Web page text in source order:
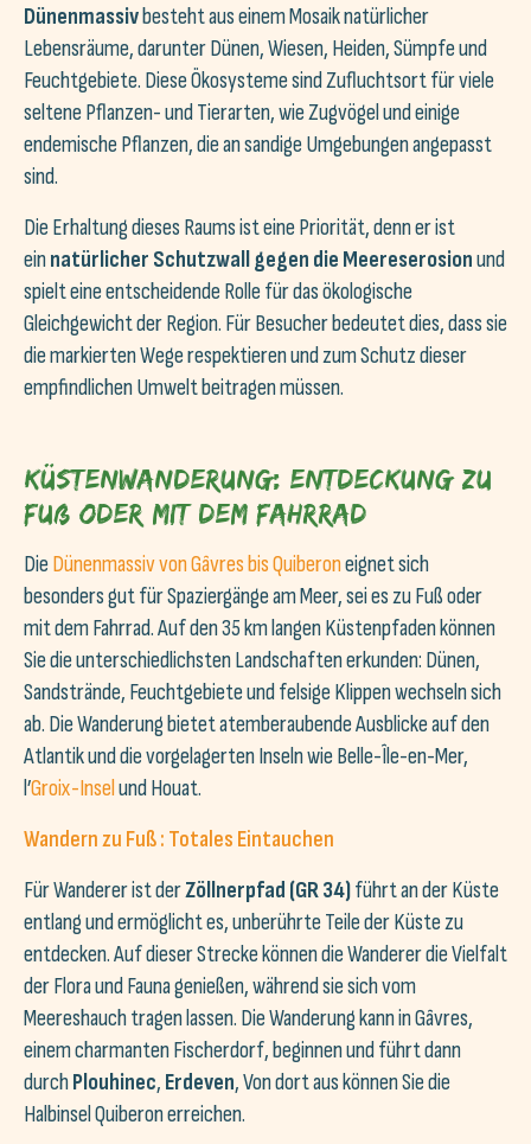
Dünenmassivbesteht aus einem Mosaik natürlicher
Lebensräume, darunter Dünen, Wiesen, Heiden, Sümpfe und
Feuchtgebiete. Diese Ökosysteme sind Zufluchtsort für viele
seltene Pflanzen- und Tierarten, wie Zugvögel und einige
endemische Pflanzen, die an sandige Umgebungen angepasst
sind.
Die Erhaltung dieses Raums ist eine Priorität, denn er ist
einnatürlicher Schutzwall gegen die Meereserosionund
spielt eine entscheidende Rolle für das ökologische
Gleichgewicht der Region. Für Besucher bedeutet dies, dass sie
die markierten Wege respektieren und zum Schutz dieser
empfindlichen Umwelt beitragen müssen.
Küstenwanderung: Entdeckung zu
Fuß oder mit dem Fahrrad
DieDünenmassiv von Gâvres bis Quiberoneignet sich
besonders gut für Spaziergänge am Meer, sei es zu Fuß oder
mit dem Fahrrad. Auf den 35 km langen Küstenpfaden können
Sie die unterschiedlichsten Landschaften erkunden: Dünen,
Sandstrände, Feuchtgebiete und felsige Klippen wechseln sich
ab. Die Wanderung bietet atemberaubende Ausblicke auf den
Atlantik und die vorgelagerten Inseln wie Belle-Île-en-Mer,
l’Groix-Inselund Houat.
Wandern zu Fuß : Totales Eintauchen
Für Wanderer ist derZöllnerpfad (GR 34)führt an der Küste
entlang und ermöglicht es, unberührte Teile der Küste zu
entdecken. Auf dieser Strecke können die Wanderer die Vielfalt
der Flora und Fauna genießen, während sie sich vom
Meereshauch tragen lassen. Die Wanderung kann in Gâvres,
einem charmanten Fischerdorf, beginnen und führt dann
durchPlouhinec, Erdeven, Von dort aus können Sie die
Halbinsel Quiberon erreichen.